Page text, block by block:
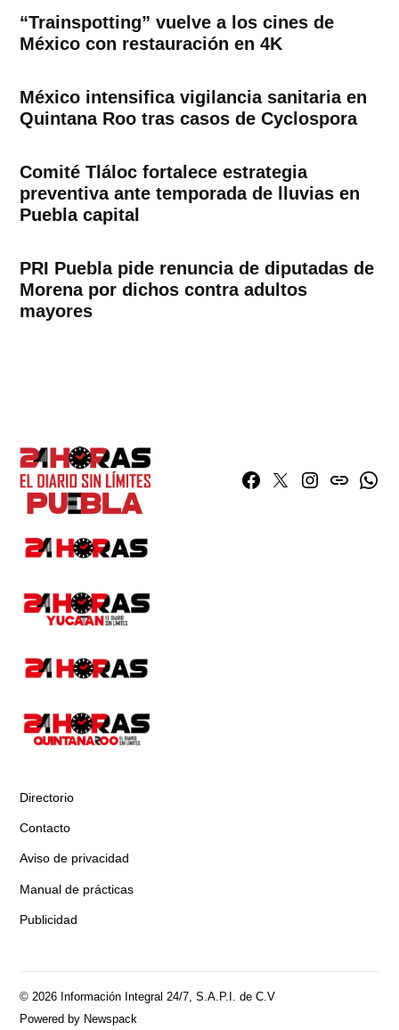
“Trainspotting” vuelve a los cines de
México con restauración en 4K
México intensifica vigilancia sanitaria en
Quintana Roo tras casos de Cyclospora
Comité Tláloc fortalece estrategia
preventiva ante temporada de lluvias en
Puebla capital
PRI Puebla pide renuncia de diputadas de
Morena por dichos contra adultos
mayores
Facebook
TwitterInstagram
issuu
Directorio
Contacto
Aviso de privacidad
Manual de prácticas
Publicidad
© 2026 Información Integral 24/7, S.A.P.I. de C.V
Powered by Newspack